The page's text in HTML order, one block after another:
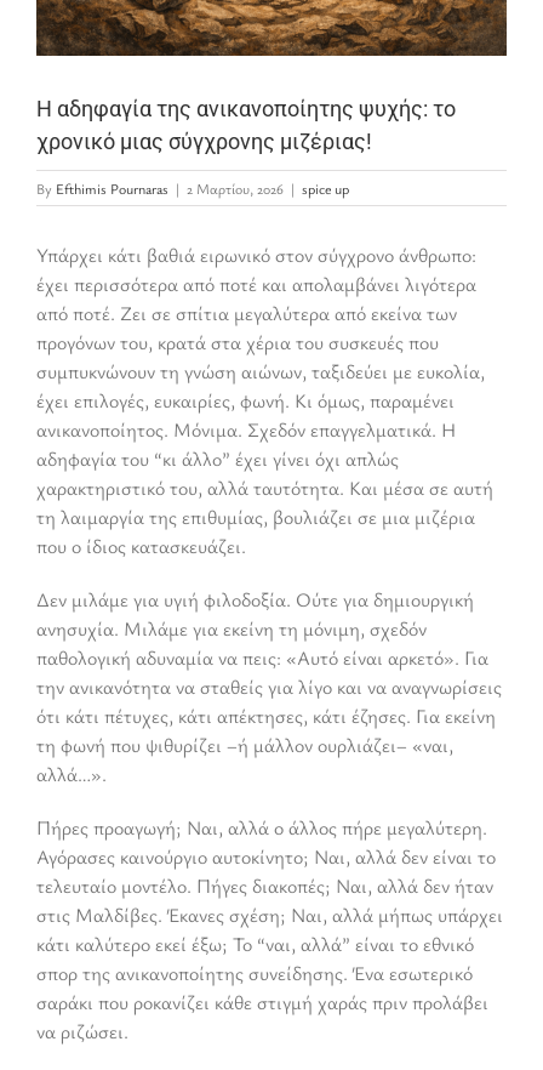
Η αδηφαγία της ανικανοποίητης ψυχής: το
χρονικό μιας σύγχρονης μιζέριας!
By Efthimis Pournaras | 2 Μαρτίου, 2026 | spice up
Υπάρχει κάτι βαθιά ειρωνικό στον σύγχρονο άνθρωπο:
έχει περισσότερα από ποτέ και απολαμβάνει λιγότερα
από ποτέ. Ζει σε σπίτια μεγαλύτερα από εκείνα των
προγόνων του, κρατά στα χέρια του συσκευές που
συμπυκνώνουν τη γνώση αιώνων, ταξιδεύει με ευκολία,
έχει επιλογές, ευκαιρίες, φωνή. Κι όμως, παραμένει
ανικανοποίητος. Μόνιμα. Σχεδόν επαγγελματικά. Η
αδηφαγία του “κι άλλο” έχει γίνει όχι απλώς
χαρακτηριστικό του, αλλά ταυτότητα. Και μέσα σε αυτή
τη λαιμαργία της επιθυμίας, βουλιάζει σε μια μιζέρια
που ο ίδιος κατασκευάζει.
Δεν μιλάμε για υγιή φιλοδοξία. Ούτε για δημιουργική
ανησυχία. Μιλάμε για εκείνη τη μόνιμη, σχεδόν
παθολογική αδυναμία να πεις: «Αυτό είναι αρκετό». Για
την ανικανότητα να σταθείς για λίγο και να αναγνωρίσεις
ότι κάτι πέτυχες, κάτι απέκτησες, κάτι έζησες. Για εκείνη
τη φωνή που ψιθυρίζει –ή μάλλον ουρλιάζει– «ναι,
αλλά…».
Πήρες προαγωγή; Ναι, αλλά ο άλλος πήρε μεγαλύτερη.
Αγόρασες καινούργιο αυτοκίνητο; Ναι, αλλά δεν είναι το
τελευταίο μοντέλο. Πήγες διακοπές; Ναι, αλλά δεν ήταν
στις Μαλδίβες. Έκανες σχέση; Ναι, αλλά μήπως υπάρχει
κάτι καλύτερο εκεί έξω; Το “ναι, αλλά” είναι το εθνικό
σπορ της ανικανοποίητης συνείδησης. Ένα εσωτερικό
σαράκι που ροκανίζει κάθε στιγμή χαράς πριν προλάβει
να ριζώσει.